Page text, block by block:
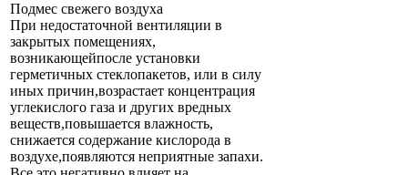
Подмес свежего воздуха
При недостаточной вентиляции в
закрытых помещениях,
возникающейпосле установки
герметичных стеклопакетов, или в силу
иных причин,возрастает концентрация
углекислого газа и других вредных
веществ,повышается влажность,
снижается содержание кислорода в
воздухе,появляются неприятные запахи.